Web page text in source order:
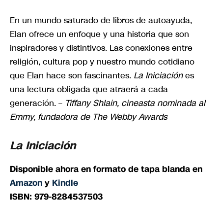
En un mundo saturado de libros de autoayuda,
Elan ofrece un enfoque y una historia que son
inspiradores y distintivos. Las conexiones entre
religión, cultura pop y nuestro mundo cotidiano
que Elan hace son fascinantes. La Iniciaciónes
una lectura obligada que atraerá a cada
generación. – Tiffany Shlain, cineasta nominada al
Emmy, fundadora de The Webby Awards
La Iniciación
Disponible ahora en formato de tapa blanda en
Amazon y Kindle
ISBN: 979-8284537503